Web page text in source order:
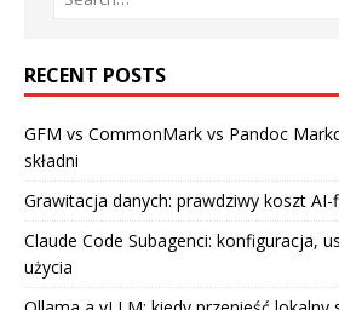
RECENT POSTS
GFM vs CommonMark vs Pandoc
składni
Grawitacja danych: prawdziwy koszt AI-
Claude Code Subagenci: konfiguracja,
użycia